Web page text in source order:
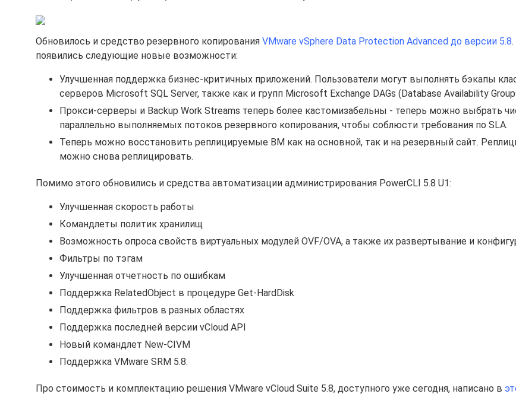
Обновилось и средство резервного копирования VMware vSphere Data Protection Advanced до версии 5.8
появились следующие новые возможности:
Улучшенная поддержка бизнес-критичных приложений. Пользователи могут выполнять бэкапы
серверов Microsoft SQL Server, также как и групп Microsoft Exchange DAGs (Database Availability
Прокси-серверы и Backup Work Streams теперь более кастомизабельны - теперь можно выбрать
параллельно выполняемых потоков резервного копирования, чтобы соблюсти требования по SLA.
Теперь можно восстановить реплицируемые ВМ как на основной, так и на резервный сайт.
можно снова реплицировать.
Помимо этого обновились и средства автоматизации администрирования PowerCLI 5.8 U1:
Улучшенная скорость работы
Командлеты политик хранилищ
Возможность опроса свойств виртуальных модулей OVF/OVA, а также их развертывание и
Фильтры по тэгам
Улучшенная отчетность по ошибкам
Поддержка RelatedObject в процедуре Get-HardDisk
Поддержка фильтров в разных областях
Поддержка последней версии vCloud API
Новый командлет New-CIVM
Поддержка VMware SRM 5.8.
Про стоимость и комплектацию решения VMware vCloud Suite 5.8, доступного уже сегодня, написано в